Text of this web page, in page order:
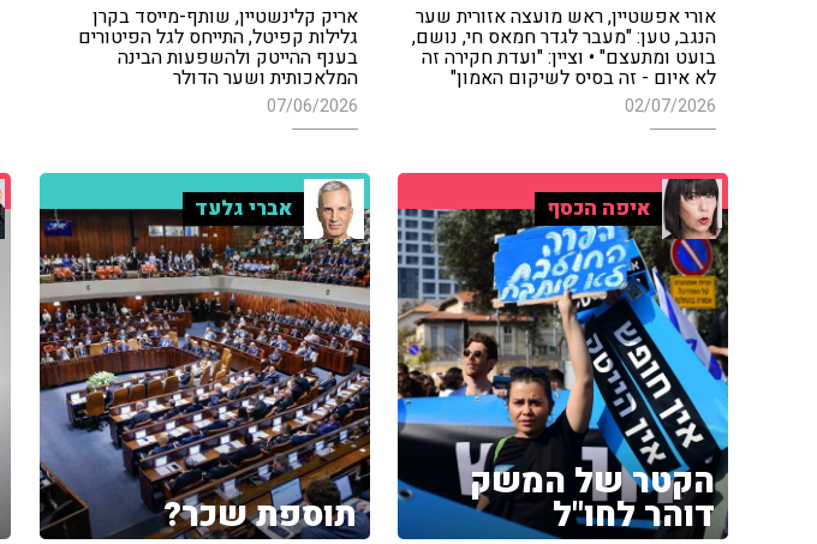
אורי אפשטיין, ראש מועצה אזורית שער
הנגב, טען: "מעבר לגדר חמאס חי, נושם,
בועט ומתעצם" • וציין: "ועדת חקירה זה
לא איום - זה בסיס לשיקום האמון"
02/07/2026
אריק קלינשטיין, שותף-מייסד בקרן
גלילות קפיטל, התייחס לגל הפיטורים
בענף ההייטק ולהשפעות הבינה
המלאכותית ושער הדולר
07/06/2026
איפה הכסף
הקטר של המשק
דוהר לחו"ל
אברי גלעד
תוספת שכר?